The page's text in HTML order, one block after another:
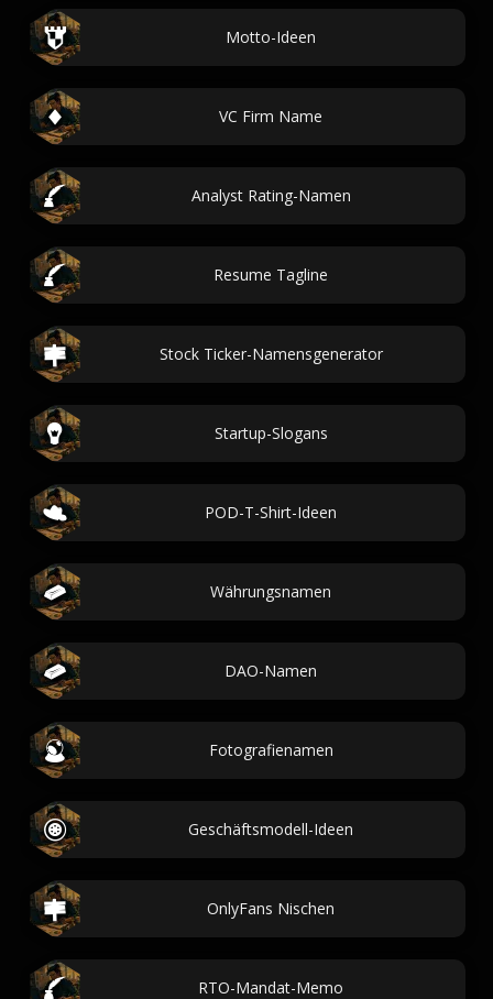
Motto-Ideen
VC Firm Name
Analyst Rating-Namen
Resume Tagline
Stock Ticker-Namensgenerator
Startup-Slogans
POD-T-Shirt-Ideen
Währungsnamen
DAO-Namen
Fotografienamen
Geschäftsmodell-Ideen
OnlyFans Nischen
RTO-Mandat-Memo